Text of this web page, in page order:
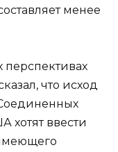
менее
что исход
хотят ввести